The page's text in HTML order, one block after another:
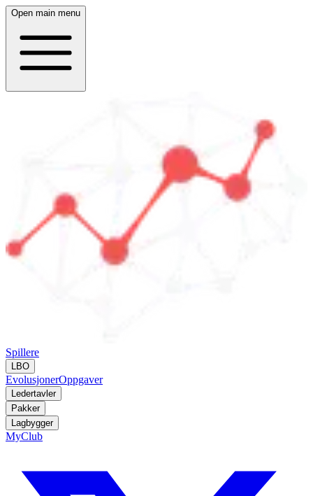
Open main menu
Spillere
LBO
EvolusjonerOppgaver
Ledertavler
Pakker
Lagbygger
MyClub